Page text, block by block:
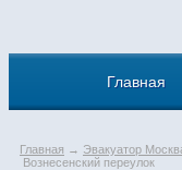
Главная
Главная → Эвакуатор
Вознесенский переулок